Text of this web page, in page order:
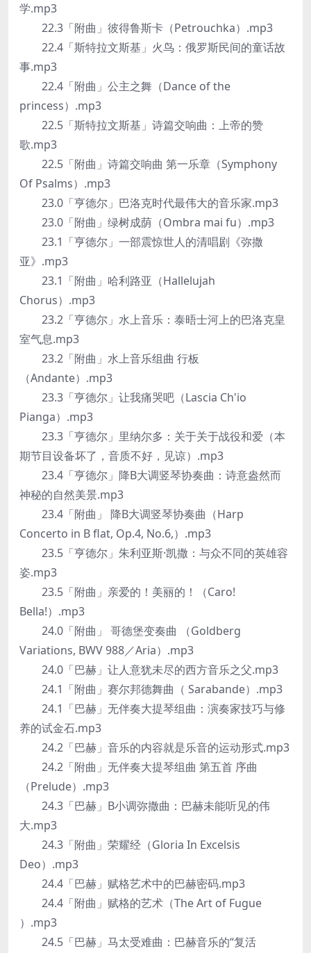
学.mp3
22.3「附曲」彼得鲁斯卡（Petrouchka）.mp3
22.4「斯特拉文斯基」火鸟：俄罗斯民间的童话故
事.mp3
22.4「附曲」公主之舞（Dance of the
princess）.mp3
22.5「斯特拉文斯基」诗篇交响曲：上帝的赞
歌.mp3
22.5「附曲」诗篇交响曲 第一乐章（Symphony
Of Psalms）.mp3
23.0「亨德尔」巴洛克时代最伟大的音乐家.mp3
23.0「附曲」绿树成荫（Ombra mai fu）.mp3
23.1「亨德尔」一部震惊世人的清唱剧《弥撒
亚》.mp3
23.1「附曲」哈利路亚（Hallelujah
Chorus）.mp3
23.2「亨德尔」水上音乐：泰晤士河上的巴洛克皇
室气息.mp3
23.2「附曲」水上音乐组曲 行板
（Andante）.mp3
23.3「亨德尔」让我痛哭吧（Lascia Ch'io
Pianga）.mp3
23.3「亨德尔」里纳尔多：关于关于战役和爱（本
期节目设备坏了，音质不好，见谅）.mp3
23.4「亨德尔」降B大调竖琴协奏曲：诗意盎然而
神秘的自然美景.mp3
23.4「附曲」 降B大调竖琴协奏曲（Harp
Concerto in B flat, Op.4, No.6,）.mp3
23.5「亨德尔」朱利亚斯·凯撒：与众不同的英雄容
姿.mp3
23.5「附曲」亲爱的！美丽的！（Caro!
Bella!）.mp3
24.0「附曲」 哥德堡变奏曲 （Goldberg
Variations, BWV 988／Aria）.mp3
24.0「巴赫」让人意犹未尽的西方音乐之父.mp3
24.1「附曲」赛尔邦德舞曲（ Sarabande）.mp3
24.1「巴赫」无伴奏大提琴组曲：演奏家技巧与修
养的试金石.mp3
24.2「巴赫」音乐的内容就是乐音的运动形式.mp3
24.2「附曲」无伴奏大提琴组曲 第五首 序曲
（Prelude）.mp3
24.3「巴赫」B小调弥撒曲：巴赫未能听见的伟
大.mp3
24.3「附曲」荣耀经（Gloria In Excelsis
Deo）.mp3
24.4「巴赫」赋格艺术中的巴赫密码.mp3
24.4「附曲」赋格的艺术（The Art of Fugue
）.mp3
24.5「巴赫」马太受难曲：巴赫音乐的“复活